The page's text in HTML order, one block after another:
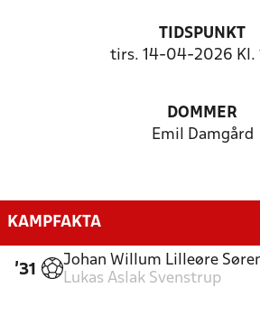
TIDSPUNKT
tirs. 14-04-2026 Kl.
DOMMER
Emil Damgård
KAMPFAKTA
'31
Johan Willum Lilleøre
Lukas Aslak Svenstrup